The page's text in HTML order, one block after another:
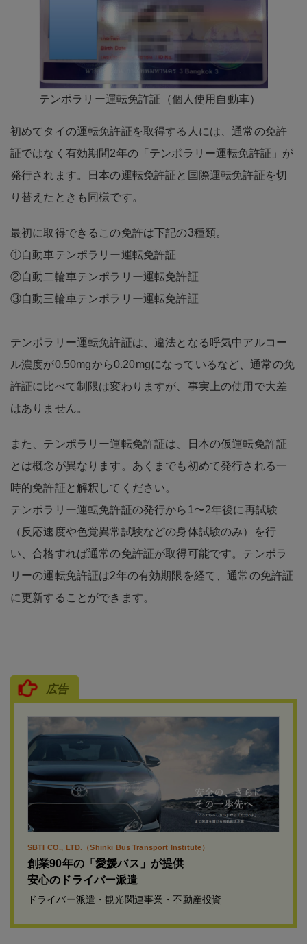
テンポラリー運転免許証（個人使用自動車）
初めてタイの運転免許証を取得する人には、通常の免許
証ではなく有効期間2年の「テンポラリー運転免許証」が
発行されます。日本の運転免許証と国際運転免許証を切
り替えたときも同様です。
最初に取得できるこの免許は下記の3種類。
①自動車テンポラリー運転免許証
②自動二輪車テンポラリー運転免許証
③自動三輪車テンポラリー運転免許証
テンポラリー運転免許証は、違法となる呼気中アルコー
ル濃度が0.50mgから0.20mgになっているなど、通常の免
許証に比べて制限は変わりますが、事実上の使用で大差
はありません。
また、テンポラリー運転免許証は、日本の仮運転免許証
とは概念が異なります。あくまでも初めて発行される一
時的免許証と解釈してください。
テンポラリー運転免許証の発行から1〜2年後に再試験
（反応速度や色覚異常試験などの身体試験のみ）を行
い、合格すれば通常の免許証が取得可能です。テンポラ
リーの運転免許証は2年の有効期限を経て、通常の免許証
に更新することができます。
広告
SBTI CO., LTD.（Shinki Bus Transport Institute）
創業90年の「愛媛バス」が提供
安心のドライバー派遣
ドライバー派遣・観光関連事業・不動産投資